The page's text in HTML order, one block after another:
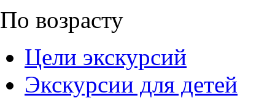
По возрасту
Цели экскурсий
Экскурсии для детей